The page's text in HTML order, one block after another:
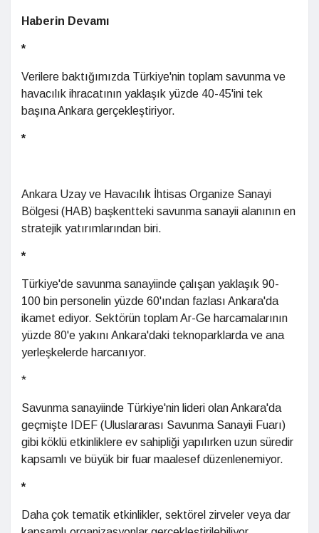
Haberin Devamı
*
Verilere baktığımızda Türkiye'nin toplam savunma ve
havacılık ihracatının yaklaşık yüzde 40-45'ini tek
başına Ankara gerçekleştiriyor.
*
Ankara Uzay ve Havacılık İhtisas Organize Sanayi
Bölgesi (HAB) başkentteki savunma sanayii alanının en
stratejik yatırımlarından biri.
*
Türkiye'de savunma sanayiinde çalışan yaklaşık 90-
100 bin personelin yüzde 60'ından fazlası Ankara'da
ikamet ediyor. Sektörün toplam Ar-Ge harcamalarının
yüzde 80'e yakını Ankara'daki teknoparklarda ve ana
yerleşkelerde harcanıyor.
*
Savunma sanayiinde Türkiye'nin lideri olan Ankara'da
geçmişte IDEF (Uluslararası Savunma Sanayii Fuarı)
gibi köklü etkinliklere ev sahipliği yapılırken uzun süredir
kapsamlı ve büyük bir fuar maalesef düzenlenemiyor.
*
Daha çok tematik etkinlikler, sektörel zirveler veya dar